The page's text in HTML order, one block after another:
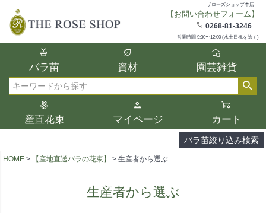
ザローズショップ本店
【お問い合わせフォーム】
0268-81-3246
営業時間 9:30〜12:00 (水土日祝を除く)
バラ苗 資材 園芸雑貨
産直花束 マイページ カート
バラ苗絞り込み検索
在庫
在庫ありのみ表示
検索
複数の条件を選択して絞り込み検索が可能
選択した項目全てに該当する品種のみ検索
結果に表示されます。
タイプ、カラー、ブランドなどは1つずつ選
択してください。
HOME 【産地直送バラの花束】 生産者から選ぶ
生産者から選ぶ